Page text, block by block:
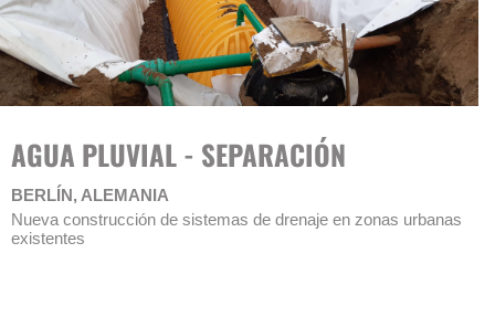
AGUA PLUVIAL - SEPARACIÓN
BERLÍN, ALEMANIA
Nueva construcción de sistemas de drenaje en zonas urbanas
existentes